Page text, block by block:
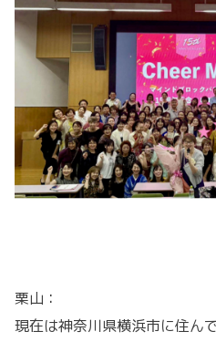
栗山：
現在は神奈川県横浜市に住ん